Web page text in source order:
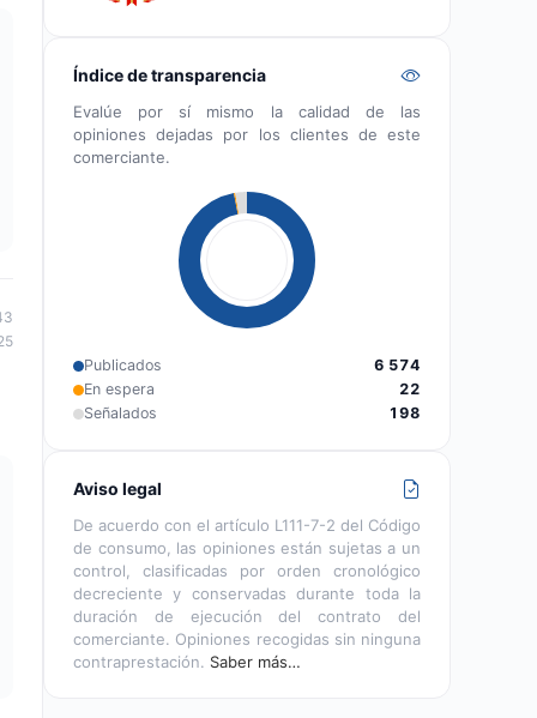
Índice de transparencia
Evalúe por sí mismo la calidad de las
opiniones dejadas por los clientes de este
comerciante.
Publicados
6 574
En espera
22
Señalados
198
Aviso legal
De acuerdo con el artículo L111-7-2 del Código
de consumo, las opiniones están sujetas a un
control, clasificadas por orden cronológico
decreciente y conservadas durante toda la
duración de ejecución del contrato del
comerciante. Opiniones recogidas sin ninguna
contraprestación. Saber más…